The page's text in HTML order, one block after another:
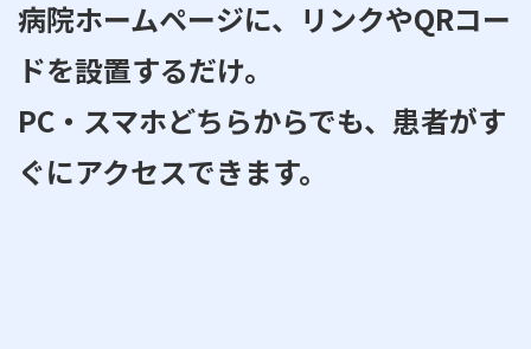
病院ホームページに、リンクやQRコー
ドを設置するだけ。
PC・スマホどちらからでも、患者がす
ぐにアクセスできます。